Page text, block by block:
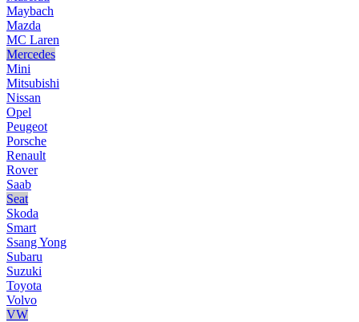
Maybach
Mazda
MC Laren
Mercedes
Mini
Mitsubishi
Nissan
Opel
Peugeot
Porsche
Renault
Rover
Saab
Seat
Skoda
Smart
Ssang Yong
Subaru
Suzuki
Toyota
Volvo
VW